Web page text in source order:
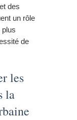
des
un rôle
plus
de
les
la